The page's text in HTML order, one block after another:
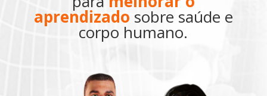
aprendizado sobre saúde e
corpo humano.